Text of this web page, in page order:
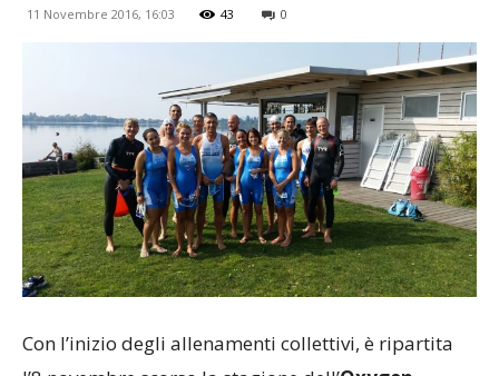
11 Novembre 2016, 16:03 43 0
Con l’inizio degli allenamenti collettivi, è ripartita